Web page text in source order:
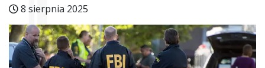
8 sierpnia 2025